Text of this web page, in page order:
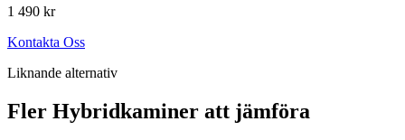
1 490 kr
Kontakta Oss
Liknande alternativ
Fler Hybridkaminer att jämföra